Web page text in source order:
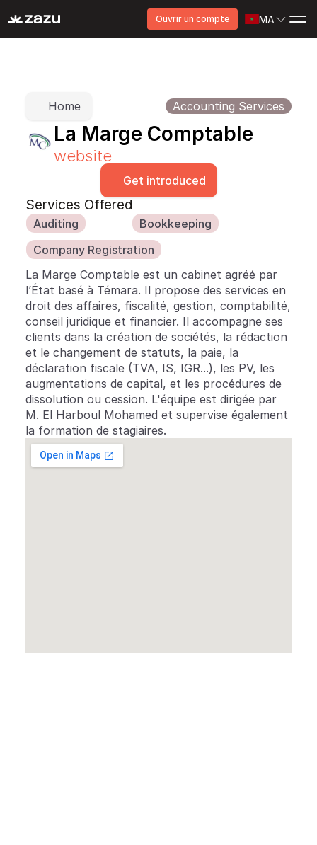
Ouvrir un compte MA
Home Accounting Services
La Marge Comptable
website
Get introduced
Services Offered
Auditing
Bookkeeping
Company Registration
La Marge Comptable est un cabinet agréé par
l’État basé à Témara. Il propose des services en
droit des affaires, fiscalité, gestion, comptabilité,
conseil juridique et financier. Il accompagne ses
clients dans la création de sociétés, la rédaction
et le changement de statuts, la paie, la
déclaration fiscale (TVA, IS, IGR...), les PV, les
augmentations de capital, et les procédures de
dissolution ou cession. L'équipe est dirigée par
M. El Harboul Mohamed et supervise également
la formation de stagiaires.